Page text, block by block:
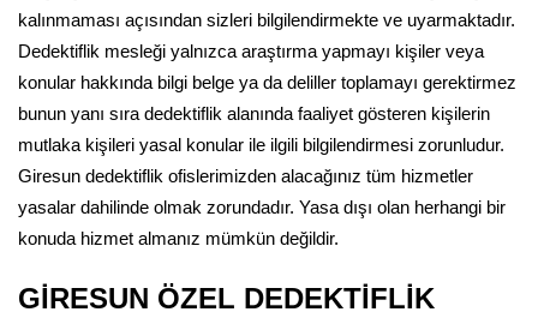
kalınmaması açısından sizleri bilgilendirmekte ve uyarmaktadır.
Dedektiflik mesleği yalnızca araştırma yapmayı kişiler veya
konular hakkında bilgi belge ya da deliller toplamayı gerektirmez
bunun yanı sıra dedektiflik alanında faaliyet gösteren kişilerin
mutlaka kişileri yasal konular ile ilgili bilgilendirmesi zorunludur.
Giresun dedektiflik ofislerimizden alacağınız tüm hizmetler
yasalar dahilinde olmak zorundadır. Yasa dışı olan herhangi bir
konuda hizmet almanız mümkün değildir.
GİRESUN ÖZEL DEDEKTİFLİK